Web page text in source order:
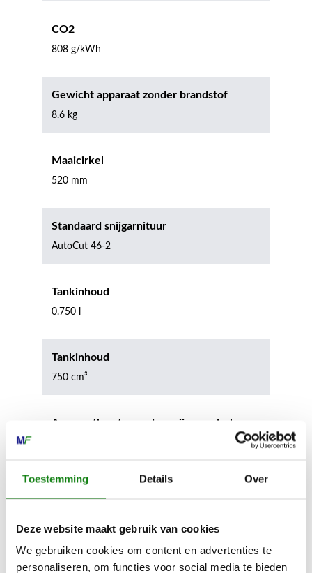
Toestemming Details Over
Deze website maakt gebruik van cookies
We gebruiken cookies om content en advertenties te
personaliseren, om functies voor social media te bieden
CO2
808 g/kWh
Gewicht apparaat zonder brandstof
8.6 kg
Maaicirkel
520 mm
Standaard snijgarnituur
AutoCut 46-2
Tankinhoud
0.750 l
Tankinhoud
750 cm³
Apparaatlengte zonder snijgereedschap
Geluidsdrukniveau
Geluidsdrukniveau